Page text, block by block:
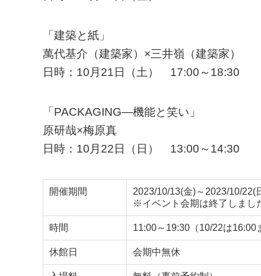
「建築と紙」
萬代基介（建築家）×三井嶺（建築家）
日時：10月21日（土） 17:00～18:30
「PACKAGING―機能と笑い」
原研哉×梅原真
日時：10月22日（日） 13:00～14:30
開催期間
2023/10/13(金)～2023/10/22(
※イベント会期は終了しまし
時間 11:00～19:30（10/22は16:00
休館日 会期中無休